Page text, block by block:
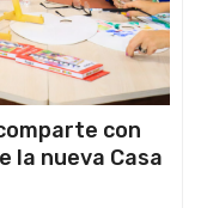
con
la nueva Casa
en Caracas